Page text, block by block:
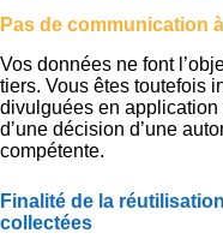
Pas de communication
Vos données ne font
tiers. Vous êtes toutefois
divulguées en application
d’une décision d’une
compétente.
Finalité de la
collectées